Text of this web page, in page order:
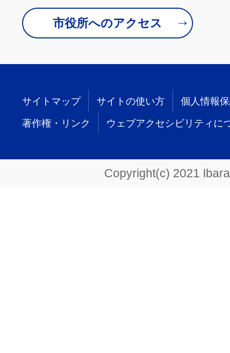
市役所へのアクセス
サイトマップ サイトの使い方 個人情報
著作権・リンク ウェブアクセシビリティに
Copyright(c) 2021